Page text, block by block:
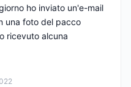
ho inviato un'e-mail
una foto del pacco
ricevuto alcuna